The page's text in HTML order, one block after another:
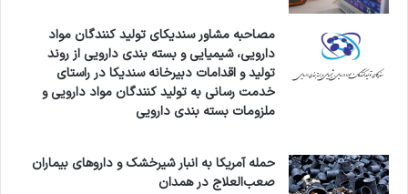
مصاحبه مشاور سندیکای تولید کنندگان مواد
دارویی، شیمیایی و بسته بندی دارویی از روند
تولید و اقدامات دبیرخانه سندیکا در راستای
خدمت رسانی به تولید کنندگان مواد دارویی و
ملزومات بسته بندی دارویی
حمله آمریکا به انبار شیرخشک و داروهای بیماران
صعب‌العلاج در همدان